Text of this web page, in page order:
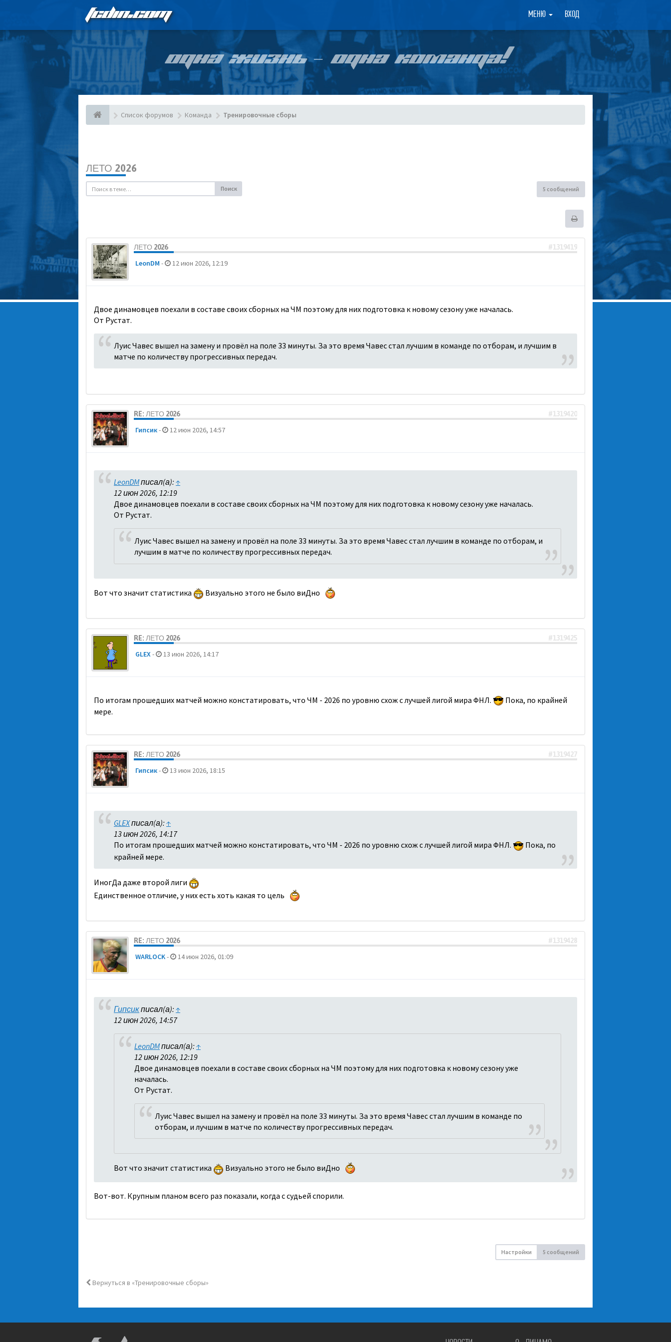
FCDIN.COM МЕНЮ ВХОД ×
ОДНА ЖИЗНЬ – ОДНА КОМАНДА!
Список форумов Команда Тренировочные сборы
ЛЕТО 2026
Поиск 5 сообщений
ЛЕТО 2026 #1319419
LeonDM - 12 июн 2026, 12:19
Двое динамовцев поехали в составе своих сборных на ЧМ поэтому для них подготовка к новому сезону уже началась.
От Рустат.
Луис Чавес вышел на замену и провёл на поле 33 минуты. За это время Чавес стал лучшим в команде по отборам, и лучшим в
матче по количеству прогрессивных передач.
RE: ЛЕТО 2026 #1319420
Гипсик- 12 июн 2026, 14:57
LeonDMписал(а): ↑
12 июн 2026, 12:19
Двое динамовцев поехали в составе своих сборных на ЧМ поэтому для них подготовка к новому сезону уже началась.
От Рустат.
Луис Чавес вышел на замену и провёл на поле 33 минуты. За это время Чавес стал лучшим в команде по отборам, и
лучшим в матче по количеству прогрессивных передач.
Вот что значит статистика Визуально этого не было виДно
RE: ЛЕТО 2026 #1319425
GLEX- 13 июн 2026, 14:17
По итогам прошедших матчей можно констатировать, что ЧМ - 2026 по уровню схож с лучшей лигой мира ФНЛ.
Пока, по крайней
мере.
RE: ЛЕТО 2026 #1319427
Гипсик- 13 июн 2026, 18:15
GLEXписал(а): ↑
13 июн 2026, 14:17
По итогам прошедших матчей можно констатировать, что ЧМ - 2026 по уровню схож с лучшей лигой мира ФНЛ.
Пока, по
крайней мере.
ИногДа даже второй лиги
Единственное отличие, у них есть хоть какая то цель
RE: ЛЕТО 2026 #1319428
WARLOCK- 14 июн 2026, 01:09
Гипсикписал(а): ↑
12 июн 2026, 14:57
LeonDMписал(а): ↑
12 июн 2026, 12:19
Двое динамовцев поехали в составе своих сборных на ЧМ поэтому для них подготовка к новому сезону уже
началась.
От Рустат.
Луис Чавес вышел на замену и провёл на поле 33 минуты. За это время Чавес стал лучшим в команде по
отборам, и лучшим в матче по количеству прогрессивных передач.
Вот что значит статистика Визуально этого не было виДно
Вот-вот. Крупным планом всего раз показали, когда с судьей спорили.
Настройки 5 сообщений
Вернуться в «Тренировочные сборы»